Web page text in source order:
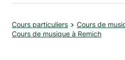
Cours particuliers
Cours de
Cours de musique à Remich